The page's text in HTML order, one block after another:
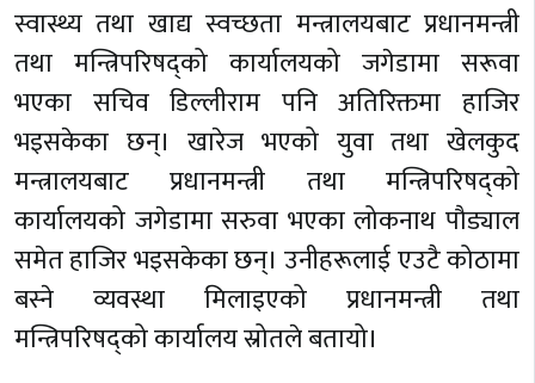
स्वास्थ्य तथा खाद्य स्वच्छता मन्त्रालयबाट प्रधानमन्त्री
तथा मन्त्रिपरिषद्को कार्यालयको जगेडामा सरूवा
भएका सचिव डिल्लीराम पनि अतिरिक्तमा हाजिर
भइसकेका छन्। खारेज भएको युवा तथा खेलकुद
मन्त्रालयबाट प्रधानमन्त्री तथा मन्त्रिपरिषद्को
कार्यालयको जगेडामा सरुवा भएका लोकनाथ पौड्याल
समेत हाजिर भइसकेका छन्। उनीहरूलाई एउटै कोठामा
बस्ने व्यवस्था मिलाइएको प्रधानमन्त्री तथा
मन्त्रिपरिषद्को कार्यालय स्रोतले बतायो।